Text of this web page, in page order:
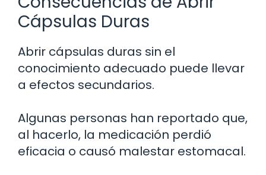
Cápsulas Duras
Abrir cápsulas duras sin el
conocimiento adecuado puede llevar
a efectos secundarios.
Algunas personas han reportado que,
al hacerlo, la medicación perdió
eficacia o causó malestar estomacal.